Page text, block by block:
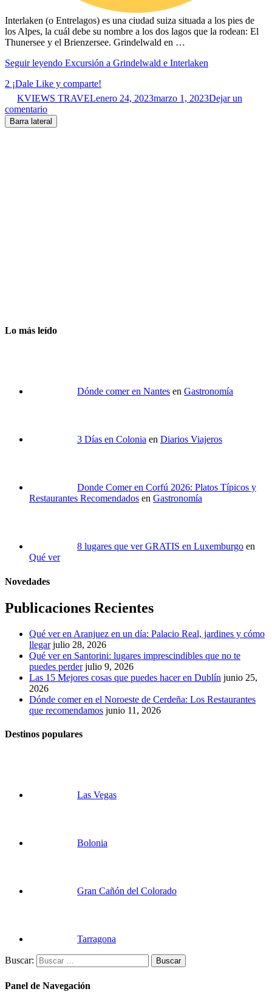
Interlaken (o Entrelagos) es una ciudad suiza situada a los pies de
los Alpes, la cuál debe su nombre a los dos lagos que la rodean: El
Thunersee y el Brienzersee. Grindelwald en …
Seguir leyendo Excursión a Grindelwald e Interlaken
2 ¡Dale Like y comparte!
KVIEWS TRAVELenero 24, 2023marzo 1, 2023Dejar un
comentario
Barra lateral
Lo más leído
Dónde comer en Nantes en Gastronomía
3 Días en Colonia en Diarios Viajeros
Donde Comer en Corfú 2026: Platos Típicos y
Restaurantes Recomendados en Gastronomía
8 lugares que ver GRATIS en Luxemburgo en
Qué ver
Novedades
Publicaciones Recientes
Qué ver en Aranjuez en un día: Palacio Real, jardines y cómo
llegar julio 28, 2026
Qué ver en Santorini: lugares imprescindibles que no te
puedes perder julio 9, 2026
Las 15 Mejores cosas que puedes hacer en Dublín junio 25,
2026
Dónde comer en el Noroeste de Cerdeña: Los Restaurantes
que recomendamos junio 11, 2026
Destinos populares
Las Vegas
Bolonia
Gran Cañón del Colorado
Tarragona
Buscar:
Panel de Navegación